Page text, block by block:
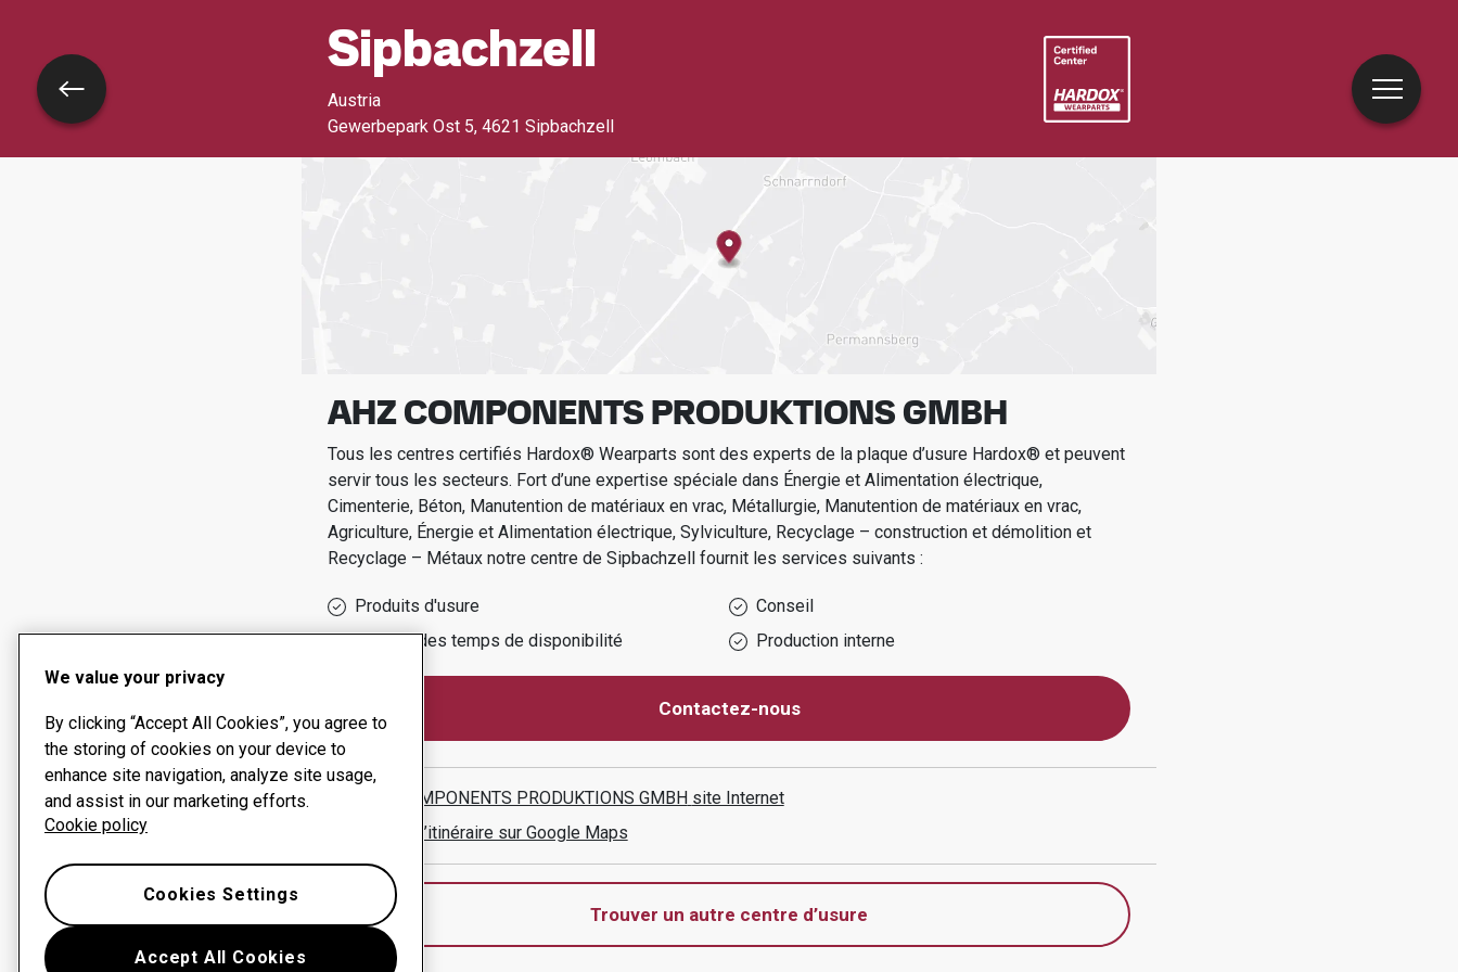
Sipbachzell
Austria
Gewerbepark Ost 5, 4621 Sipbachzell
AHZ COMPONENTS PRODUKTIONS GMBH
Tous les centres certifiés Hardox® Wearparts sont des experts de la plaque d’usure Hardox® et peuvent
servir tous les secteurs. Fort d’une expertise spéciale dans Énergie et Alimentation électrique,
Cimenterie, Béton, Manutention de matériaux en vrac, Métallurgie, Manutention de matériaux en vrac,
Agriculture, Énergie et Alimentation électrique, Sylviculture, Recyclage – construction et démolition et
Recyclage – Métaux notre centre de Sipbachzellfournit les services suivants :
Produits d'usure
Conseil
Gestion des temps de disponibilité
Production interne
Contactez-nous
AHZ COMPONENTS PRODUKTIONS GMBH site Internet
Afficher l’itinéraire sur Google Maps
Trouver un autre centre d’usure
Retour
We value your privacy
By clicking “Accept All Cookies”, you agree to
the storing of cookies on your device to
enhance site navigation, analyze site usage,
and assist in our marketing efforts.
Cookie policy
Accept All Cookies
Cookies Settings